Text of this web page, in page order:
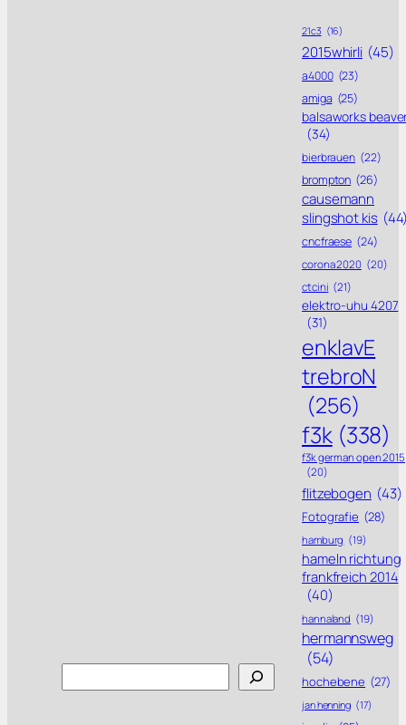
21c3 (16)
2015whirli (45)
a4000 (23)
amiga (25)
balsaworks
(34)
bierbrauen (22)
brompton (26)
causemann
slingshot kis
cncfraese (24)
corona 2020 (20)
ctcini (21)
elektro-uhu 4207
(31)
enklavE
trebroN
(256)
f3k (338)
f3k german open 2015
(20)
flitzebogen (43)
Fotografie (28)
hamburg (19)
hameln richtung
frankfreich 2014
(40)
hannaland (19)
hermannsweg
(54)
hochebene (27)
jan henning (17)